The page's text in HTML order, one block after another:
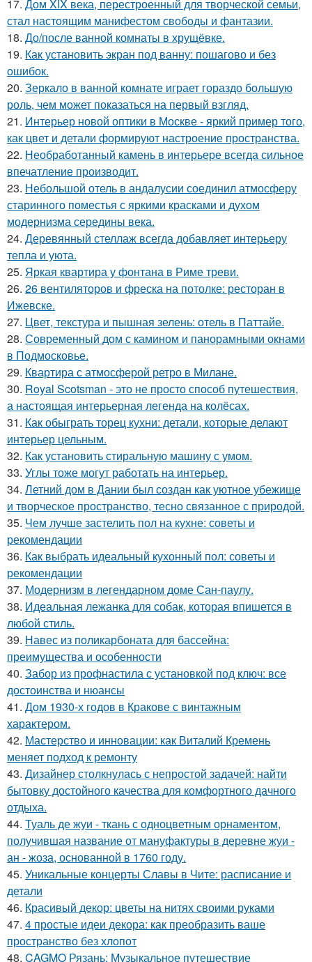
17. Дом XIX века, перестроенный для творческой семьи,
стал настоящим манифестом свободы и фантазии.
18. До/после ванной комнаты в хрущёвке.
19. Как установить экран под ванну: пошагово и без
ошибок.
20. Зеркало в ванной комнате играет гораздо большую
роль, чем может показаться на первый взгляд.
21. Интерьер новой оптики в Москве - яркий пример того,
как цвет и детали формируют настроение пространства.
22. Необработанный камень в интерьере всегда сильное
впечатление производит.
23. Небольшой отель в андалусии соединил атмосферу
старинного поместья с яркими красками и духом
модернизма середины века.
24. Деревянный стеллаж всегда добавляет интерьеру
тепла и уюта.
25. Яркая квартира у фонтана в Риме треви.
26. 26 вентиляторов и фреска на потолке: ресторан в
Ижевске.
27. Цвет, текстура и пышная зелень: отель в Паттайе.
28. Современный дом с камином и панорамными окнами
в Подмосковье.
29. Квартира с атмосферой ретро в Милане.
30. Royal Scotsman - это не просто способ путешествия,
а настоящая интерьерная легенда на колёсах.
31. Как обыграть торец кухни: детали, которые делают
интерьер цельным.
32. Как установить стиральную машину с умом.
33. Углы тоже могут работать на интерьер.
34. Летний дом в Дании был создан как уютное убежище
и творческое пространство, тесно связанное с природой.
35. Чем лучше застелить пол на кухне: советы и
рекомендации
36. Как выбрать идеальный кухонный пол: советы и
рекомендации
37. Модернизм в легендарном доме Сан-паулу.
38. Идеальная лежанка для собак, которая впишется в
любой стиль.
39. Навес из поликарбоната для бассейна:
преимущества и особенности
40. Забор из профнастила с установкой под ключ: все
достоинства и нюансы
41. Дом 1930-х годов в Кракове с винтажным
характером.
42. Мастерство и инновации: как Виталий Кремень
меняет подход к ремонту
43. Дизайнер столкнулась с непростой задачей: найти
бытовку достойного качества для комфортного дачного
отдыха.
44. Туаль де жуи - ткань с одноцветным орнаментом,
получившая название от мануфактуры в деревне жуи -
ан - жоза, основанной в 1760 году.
45. Уникальные концерты Славы в Чите: расписание и
детали
46. Красивый декор: цветы на нитях своими руками
47. 4 простые идеи декора: как преобразить ваше
пространство без хлопот
48. CAGMO Рязань: Музыкальное путешествие